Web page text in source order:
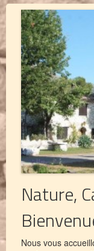
Nature,
Nous vous